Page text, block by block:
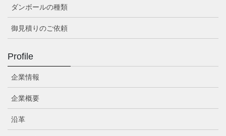
ダンボールの種類
御見積りのご依頼
Profile
企業情報
企業概要
沿革